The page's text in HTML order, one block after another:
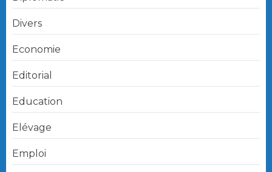
Divers
Economie
Editorial
Education
Elévage
Emploi